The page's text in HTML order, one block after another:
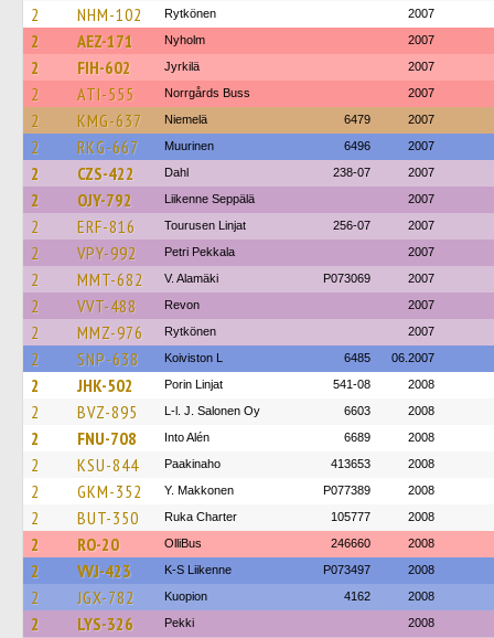
2 NHM-102 Rytkönen 2007
2 AEZ-171 Nyholm 2007
2 FIH-602 Jyrkilä 2007
2 ATI-555 Norrgårds Buss 2007
2 KMG-637 Niemelä 6479 2007
2 RKG-667 Muurinen 6496 2007
2 CZS-422 Dahl 238-07 2007
2 OJY-792 Liikenne Seppälä 2007
2 ERF-816 Tourusen Linjat 256-07 2007
2 VPY-992 Petri Pekkala 2007
2 MMT-682 V. Alamäki P073069 2007
2 VVT-488 Revon 2007
2 MMZ-976 Rytkönen 2007
2 SNP-638 Koiviston L 6485 06.2007
2 JHK-502 Porin Linjat 541-08 2008
2 BVZ-895 L-l. J. Salonen Oy 6603 2008
2 FNU-708 Into Alén 6689 2008
2 KSU-844 Paakinaho 413653 2008
2 GKM-352 Y. Makkonen P077389 2008
2 BUT-350 Ruka Charter 105777 2008
2 RO-20 OlliBus 246660 2008
2 VVJ-423 K-S Liikenne P073497 2008
2 JGX-782 Kuopion 4162 2008
2 LYS-326 Pekki 2008